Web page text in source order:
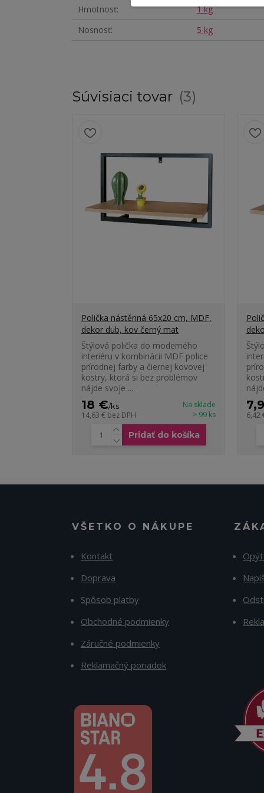
Hmotnosť
1 kg
Nosnosť
5 kg
Súvisiaci tovar 3
Polička nástěnná 65x20 cm, MDF,
dekor dub, kov černý mat
Štýlová polička do moderného
interiéru v kombinácii MDF police
prírodnej farby a čiernej kovovej
kostry, ktorá si bez problémov
nájde svoje ...
18 €/ks
14,63 € bez DPH
Na sklade
> 99 ks
Pridať do košíka
6,42
VŠETKO O NÁKUPE
Kontakt
Doprava
Spôsob platby
Obchodné podmienky
Záručné podmienky
Reklamačný poriadok